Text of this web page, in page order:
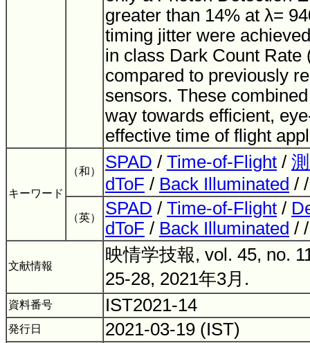
greater than 14% at λ=
timing jitter were
in class Dark Count Rate
compared to previously
sensors. These
way towards efficient,
effective time of flight
キーワード
（和） SPAD / Time-of-Flight /
dToF / Back Illuminated /
（英） SPAD / Time-of-Flight /
dToF / Back Illuminated /
文献情報
映情学技報, vol. 45, no.
25-28, 2021年3月.
資料番号 IST2021-14
発行日 2021-03-19 (IST)